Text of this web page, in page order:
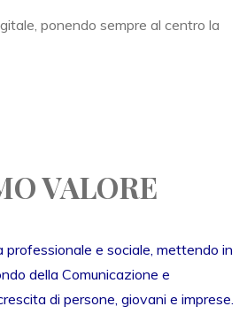
ponendo sempre al centro la
VALORE
e sociale, mettendo in
della Comunicazione e
di persone, giovani e imprese.